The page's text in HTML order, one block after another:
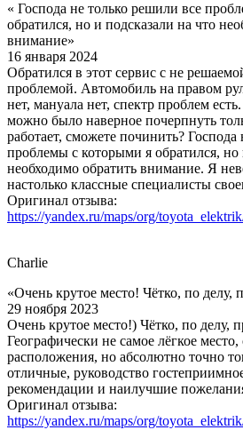
« Господа не только решили все
обратился, но и подсказали на что
внимание»
16 января 2024
Обратился в этот сервис с не
проблемой. Автомобиль на правом
нет, мануала нет, спектр проблем
можно было наверное почерпнуть
работает, сможете починить?
проблемы с которыми я обратился, но
необходимо обратить внимание. Я
настолько классные специалисты
Оригинал отзыва:
https://yandex.ru/maps/org/
Charlie
«Очень крутое место! Чётко, по делу,
29 ноября 2023
Очень крутое место!) Чётко, по делу,
Географически не самое лёгкое место,
расположения, но абсолютно точно
отличные, руководство
рекомендации и наилучшие
Оригинал отзыва:
https://yandex.ru/maps/org/